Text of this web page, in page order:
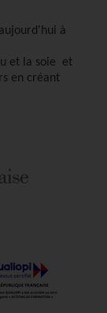
à
et la soie et
en créant